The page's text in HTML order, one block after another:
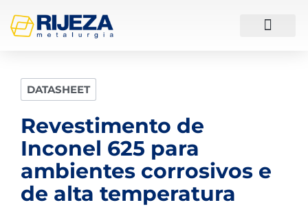
DATASHEET
Revestimento de
Inconel 625 para
ambientes corrosivos e
de alta temperatura